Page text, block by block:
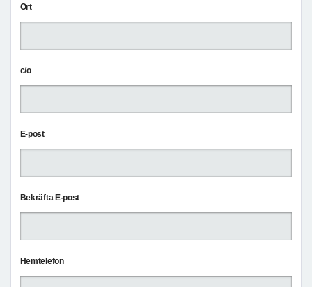
Ort
c/o
E-post
Bekräfta E-post
Hemtelefon